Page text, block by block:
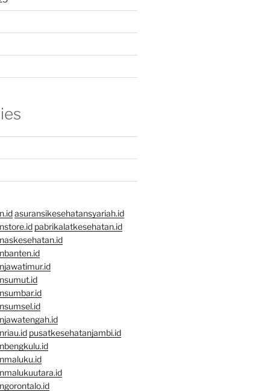
asuransikesehatansyariah.id
pabrikalatkesehatan.id
pusatkesehatanjambi.id